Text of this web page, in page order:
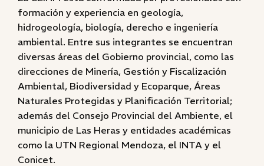
formación y experiencia en geología,
hidrogeología, biología, derecho e ingeniería
ambiental. Entre sus integrantes se encuentran
diversas áreas del Gobierno provincial, como las
direcciones de Minería, Gestión y Fiscalización
Ambiental, Biodiversidad y Ecoparque, Áreas
Naturales Protegidas y Planificación Territorial;
además del Consejo Provincial del Ambiente, el
municipio de Las Heras y entidades académicas
como la UTN Regional Mendoza, el INTA y el
Conicet.